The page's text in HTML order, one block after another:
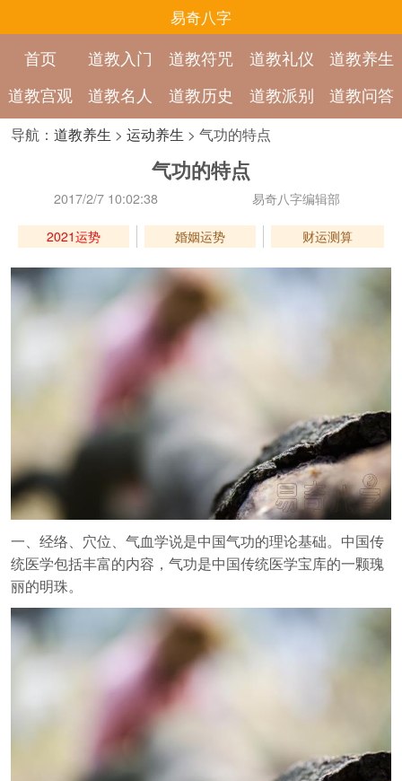
易奇八字
首页 道教入门 道教符咒 道教礼仪
道教养生
道教宫观
道教名人 道教历史 道教派别 道教问答
导航： 道教养生 > 运动养生 > 气功的特点
气功的特点
2017/2/7 10:02:38 易奇八字编辑部
2021运势 婚姻运势 财运测算
一、经络、穴位、气血学说是中国气功的理论基础。中国传
统医学包括丰富的内容，气功是中国传统医学宝库的一颗瑰
丽的明珠。